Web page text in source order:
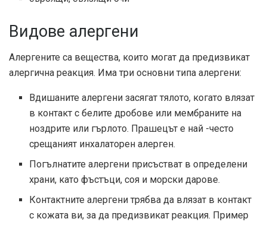
Видове алергени
Алергените са вещества, които могат да предизвикат
алергична реакция. Има три основни типа алергени:
Вдишаните алергени засягат тялото, когато влязат
в контакт с белите дробове или мембраните на
ноздрите или гърлото. Прашецът е най -често
срещаният инхалаторен алерген.
Погълнатите алергени присъстват в определени
храни, като фъстъци, соя и морски дарове.
Контактните алергени трябва да влязат в контакт
с кожата ви, за да предизвикат реакция. Пример